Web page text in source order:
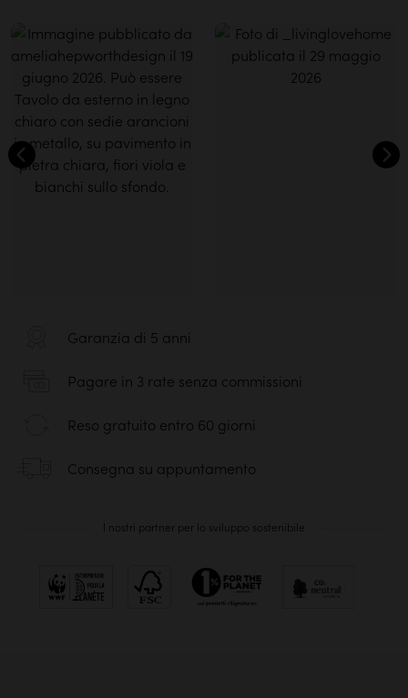
Garanzia di 5 anni
Pagare in 3 rate senza commissioni
Reso gratuito entro 60 giorni
Consegna su appuntamento
I nostri partner per lo sviluppo sostenibile